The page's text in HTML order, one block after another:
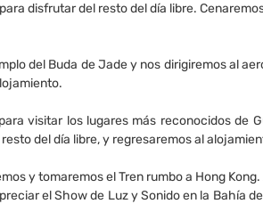
disfrutar del resto del día libre.
del Buda de Jade y nos dirigiremos al
visitar los lugares más reconocidos de
del día libre, y regresaremos al
y tomaremos el Tren rumbo a Hong Kong.
el Show de Luz y Sonido en la Bahía de